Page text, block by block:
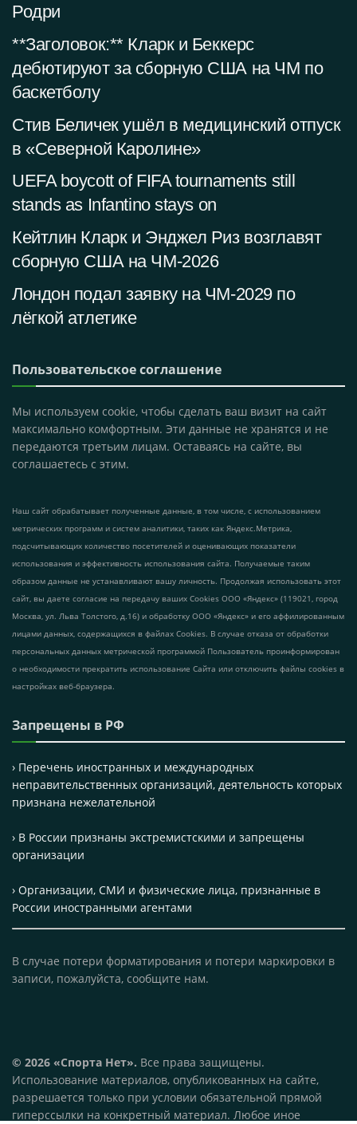
Родри
**Заголовок:** Кларк и Беккерс
дебютируют за сборную США на ЧМ по
баскетболу
Стив Беличек ушёл в медицинский отпуск
в «Северной Каролине»
UEFA boycott of FIFA tournaments still
stands as Infantino stays on
Кейтлин Кларк и Энджел Риз возглавят
сборную США на ЧМ-2026
Лондон подал заявку на ЧМ-2029 по
лёгкой атлетике
Пользовательское соглашение
Мы используем cookie, чтобы сделать ваш визит на сайт
максимально комфортным. Эти данные не хранятся и не
передаются третьим лицам. Оставаясь на сайте, вы
соглашаетесь с этим.
Наш сайт обрабатывает полученные данные, в том числе, с использованием
метрических программ и систем аналитики, таких как Яндекс.Метрика,
подсчитывающих количество посетителей и оценивающих показатели
использования и эффективность использования сайта. Получаемые таким
образом данные не устанавливают вашу личность. Продолжая использовать этот
сайт, вы даете согласие на передачу ваших Cookies ООО «Яндекс» (119021, город
Москва, ул. Льва Толстого, д.16) и обработку ООО «Яндекс» и его аффилированным
лицами данных, содержащихся в файлах Cookies. В случае отказа от обработки
персональных данных метрической программой Пользователь проинформирован
о необходимости прекратить использование Сайта или отключить файлы cookies в
настройках веб-браузера.
Запрещены в РФ
› Перечень иностранных и международных
неправительственных организаций, деятельность которых
признана нежелательной
› В России признаны экстремистскими и запрещены
организации
› Организации, СМИ и физические лица, признанные в
России иностранными агентами
В случае потери форматирования и потери маркировки в
записи, пожалуйста, сообщите нам.
© 2026 «Спорта Нет». Все права защищены.
Использование материалов, опубликованных на сайте,
разрешается только при условии обязательной прямой
гиперссылки на конкретный материал. Любое иное